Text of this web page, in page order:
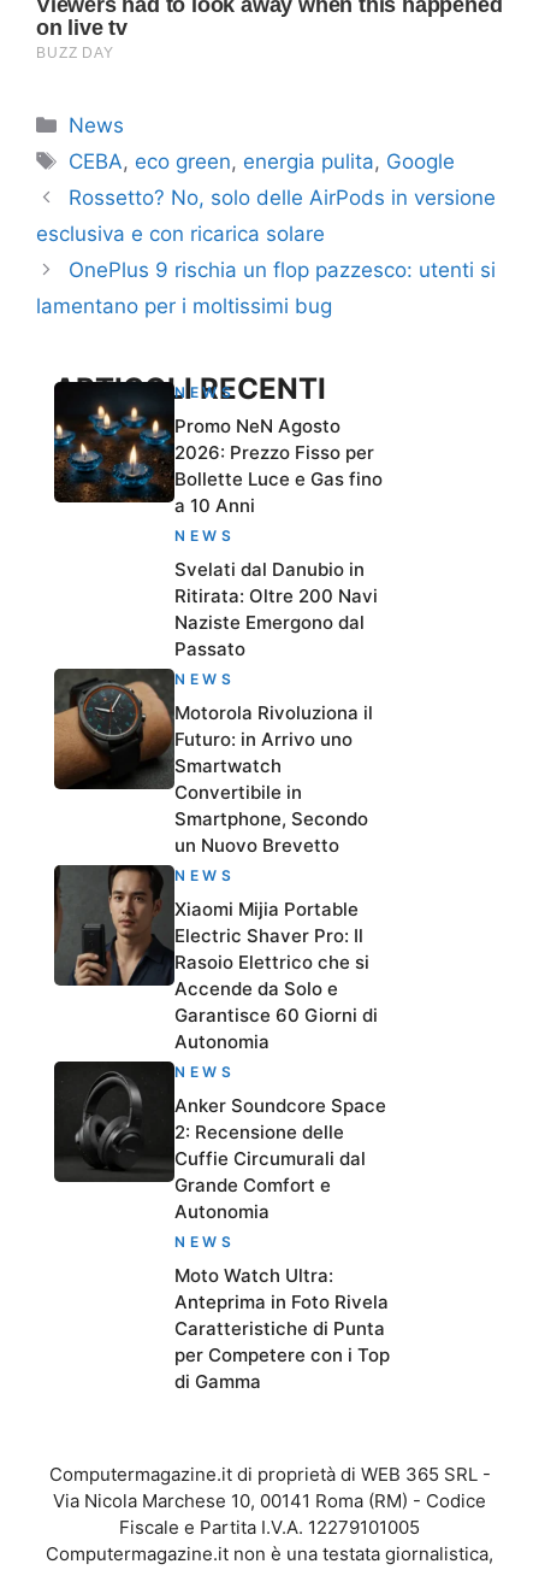
Categorie
News
Tag
CEBA, eco green, energia pulita, Google
Rossetto? No, solo delle AirPods in versione
esclusiva e con ricarica solare
OnePlus 9 rischia un flop pazzesco: utenti si
lamentano per i moltissimi bug
ARTICOLI RECENTI
NEWS
Promo NeN Agosto
2026: Prezzo Fisso per
Bollette Luce e Gas fino
a 10 Anni
NEWS
Svelati dal Danubio in
Ritirata: Oltre 200 Navi
Naziste Emergono dal
Passato
NEWS
Motorola Rivoluziona il
Futuro: in Arrivo uno
Smartwatch
Convertibile in
Smartphone, Secondo
un Nuovo Brevetto
NEWS
Xiaomi Mijia Portable
Electric Shaver Pro: Il
Rasoio Elettrico che si
Accende da Solo e
Garantisce 60 Giorni di
Autonomia
NEWS
Anker Soundcore Space
2: Recensione delle
Cuffie Circumurali dal
Grande Comfort e
Autonomia
NEWS
Moto Watch Ultra:
Anteprima in Foto Rivela
Caratteristiche di Punta
per Competere con i Top
di Gamma
Computermagazine.it di proprietà di WEB 365 SRL -
Via Nicola Marchese 10, 00141 Roma (RM) - Codice
Fiscale e Partita I.V.A. 12279101005
Computermagazine.it non è una testata giornalistica,